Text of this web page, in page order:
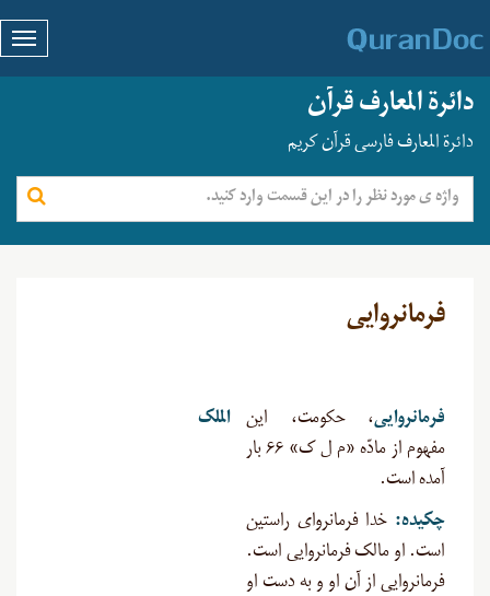
دائرة المعارف قرآن
دائرة المعارف فارسی قرآن کریم
فرمانروایی
فرمانروایی، حکومت، این
مفهوم از مادّه «م ل ک» ۶۶ بار
آمده است.
چکیده: خدا فرمانروای راستین
است. او مالک فرمانروایی است.
فرمانروایی از آن او و به دست او
الملک